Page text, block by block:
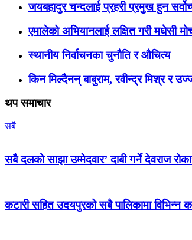
जयबहादुर चन्दलाई प्रहरी प्रमुख हुन
एमालेको अभियानलाई लक्षित गरी मधेसी
स्थानीय निर्वाचनका चुनौति र औचित्य
किन मिल्दैनन् बाबुराम, रवीन्द्र मिश्र र
थप समाचार
सबै
सबै दलको साझा उम्मेदवार’ दाबी गर्ने देवराज
कटारी सहित उदयपुरको सबै पालिकामा विभिन्न